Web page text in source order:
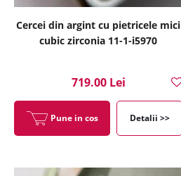
Cercei din argint cu pietricele mici
cubic zirconia 11-1-i5970
719.00 Lei
Pune in cos Detalii >>